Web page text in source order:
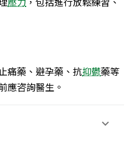
痛藥、避孕藥、抗抑鬱藥等
應咨詢醫生。